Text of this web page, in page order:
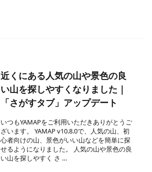
近くにある人気の山や景色の良
い山を探しやすくなりました｜
「さがすタブ」アップデート
いつもYAMAPをご利用いただきありがとうご
ざいます。 YAMAP v10.8.0で、人気の山、初
心者向けの山、景色がいい山などを簡単に探
せるようになりました。 人気の山や景色の良
い山を探しやすく さ …